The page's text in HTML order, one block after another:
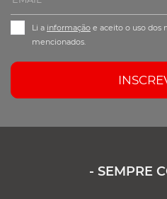
Li a informação e aceito o uso dos
mencionados.
- SEMPRE